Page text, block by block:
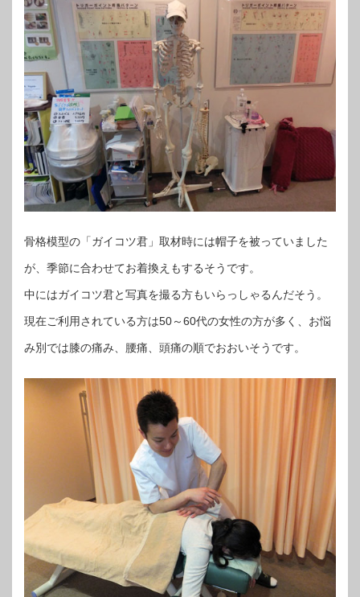
骨格模型の「ガイコツ君」取材時には帽子を被っていました
が、季節に合わせてお着換えもするそうです。
中にはガイコツ君と写真を撮る方もいらっしゃるんだそう。
現在ご利用されている方は50～60代の女性の方が多く、お悩
み別では膝の痛み、腰痛、頭痛の順でおおいそうです。